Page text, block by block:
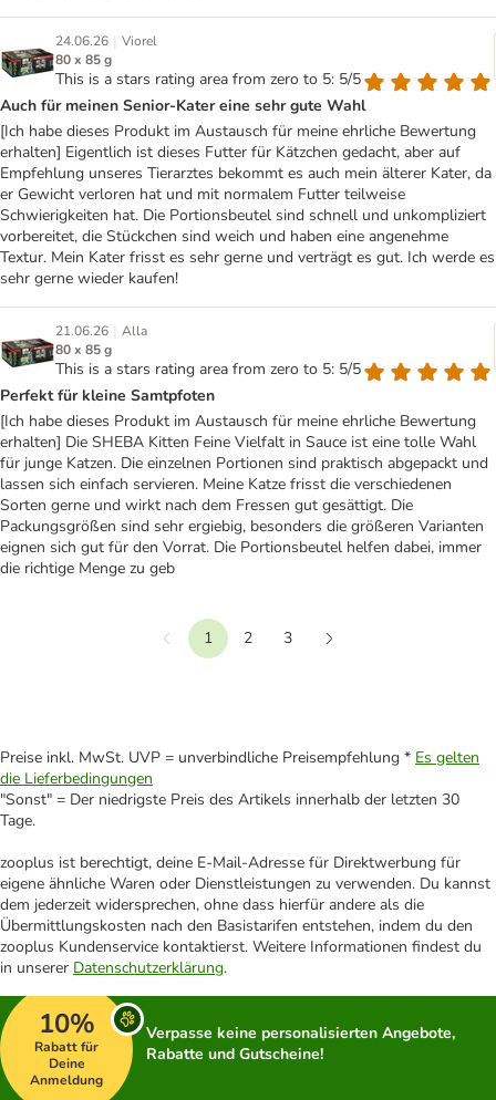
24.06.26 | Viorel
80 x 85 g
This is a stars rating area from zero to 5: 5/5
Auch für meinen Senior-Kater eine sehr gute Wahl
[Ich habe dieses Produkt im Austausch für meine ehrliche Bewertung
erhalten] Eigentlich ist dieses Futter für Kätzchen gedacht, aber auf
Empfehlung unseres Tierarztes bekommt es auch mein älterer Kater, da
er Gewicht verloren hat und mit normalem Futter teilweise
Schwierigkeiten hat. Die Portionsbeutel sind schnell und unkompliziert
vorbereitet, die Stückchen sind weich und haben eine angenehme
Textur. Mein Kater frisst es sehr gerne und verträgt es gut. Ich werde es
sehr gerne wieder kaufen!
21.06.26 | Alla
80 x 85 g
This is a stars rating area from zero to 5: 5/5
Perfekt für kleine Samtpfoten
[Ich habe dieses Produkt im Austausch für meine ehrliche Bewertung
erhalten] Die SHEBA Kitten Feine Vielfalt in Sauce ist eine tolle Wahl
für junge Katzen. Die einzelnen Portionen sind praktisch abgepackt und
lassen sich einfach servieren. Meine Katze frisst die verschiedenen
Sorten gerne und wirkt nach dem Fressen gut gesättigt. Die
Packungsgrößen sind sehr ergiebig, besonders die größeren Varianten
eignen sich gut für den Vorrat. Die Portionsbeutel helfen dabei, immer
die richtige Menge zu geb
Vorherige
1 2
3
Preise inkl. MwSt. UVP = unverbindliche Preisempfehlung * Es gelten
die Lieferbedingungen
"Sonst" = Der niedrigste Preis des Artikels innerhalb der letzten 30
Tage.
zooplus ist berechtigt, deine E-Mail-Adresse für Direktwerbung für
eigene ähnliche Waren oder Dienstleistungen zu verwenden. Du kannst
dem jederzeit widersprechen, ohne dass hierfür andere als die
Übermittlungskosten nach den Basistarifen entstehen, indem du den
zooplus Kundenservice kontaktierst. Weitere Informationen findest du
in unserer Datenschutzerklärung.
10%
Rabatt für
Deine
Anmeldung
Verpasse keine personalisierten Angebote,
Rabatte und Gutscheine!